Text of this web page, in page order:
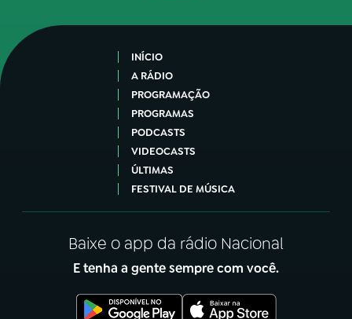
INÍCIO
A RÁDIO
PROGRAMAÇÃO
PROGRAMAS
PODCASTS
VIDEOCASTS
ÚLTIMAS
FESTIVAL DE MÚSICA
Baixe o app da rádio Nacional
E tenha a gente sempre com você.